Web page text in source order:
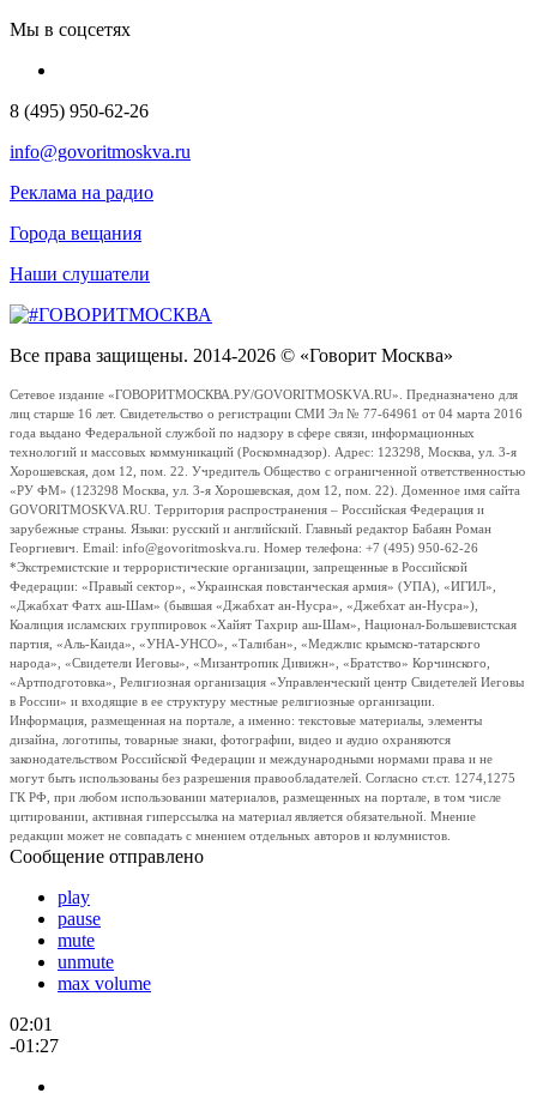
Мы в соцсетях
8 (495) 950-62-26
info@govoritmoskva.ru
Реклама на радио
Города вещания
Наши слушатели
Все права защищены. 2014-2026 © «Говорит Москва»
Сетевое издание «ГОВОРИТМОСКВА.РУ/GOVORITMOSKVA.RU». Предназначено для
лиц старше 16 лет. Свидетельство о регистрации СМИ Эл № 77-64961 от 04 марта 2016
года выдано Федеральной службой по надзору в сфере связи, информационных
технологий и массовых коммуникаций (Роскомнадзор). Адрес: 123298, Москва, ул. 3-я
Хорошевская, дом 12, пом. 22. Учредитель Общество с ограниченной ответственностью
«РУ ФМ» (123298 Москва, ул. 3-я Хорошевская, дом 12, пом. 22). Доменное имя сайта
GOVORITMOSKVA.RU. Территория распространения – Российская Федерация и
зарубежные страны. Языки: русский и английский. Главный редактор Бабаян Роман
Георгиевич. Email: info@govoritmoskva.ru. Номер телефона: +7 (495) 950-62-26
*Экстремистские и террористические организации, запрещенные в Российской
Федерации: «Правый сектор», «Украинская повстанческая армия» (УПА), «ИГИЛ»,
«Джабхат Фатх аш-Шам» (бывшая «Джабхат ан-Нусра», «Джебхат ан-Нусра»),
Коалиция исламских группировок «Хайят Тахрир аш-Шам», Национал-Большевистская
партия, «Аль-Каида», «УНА-УНСО», «Талибан», «Меджлис крымско-татарского
народа», «Свидетели Иеговы», «Мизантропик Дивижн», «Братство» Корчинского,
«Артподготовка», Религиозная организация «Управленческий центр Свидетелей Иеговы
в России» и входящие в ее структуру местные религиозные организации.
Информация, размещенная на портале, а именно: текстовые материалы, элементы
дизайна, логотипы, товарные знаки, фотографии, видео и аудио охраняются
законодательством Российской Федерации и международными нормами права и не
могут быть использованы без разрешения правообладателей. Согласно ст.ст. 1274,1275
ГК РФ, при любом использовании материалов, размещенных на портале, в том числе
цитировании, активная гиперссылка на материал является обязательной. Мнение
редакции может не совпадать с мнением отдельных авторов и колумнистов.
Сообщение отправлено
play
pause
mute
unmute
max volume
02:01
-01:27